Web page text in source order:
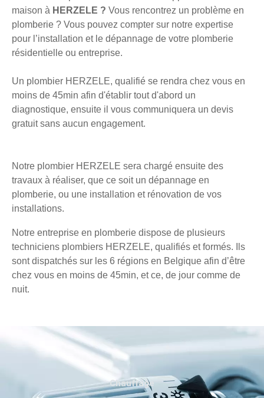
maison à HERZELE ? Vous rencontrez un problème en
plomberie ? Vous pouvez compter sur notre expertise
pour l’installation et le dépannage de votre plomberie
résidentielle ou entreprise.
Un plombier HERZELE, qualifié se rendra chez vous en
moins de 45min afin d'établir tout d'abord un
diagnostique, ensuite il vous communiquera un devis
gratuit sans aucun engagement.
Notre plombier HERZELE sera chargé ensuite des
travaux à réaliser, que ce soit un dépannage en
plomberie, ou une installation et rénovation de vos
installations.
Notre entreprise en plomberie dispose de plusieurs
techniciens plombiers HERZELE, qualifiés et formés. Ils
sont dispatchés sur les 6 régions en Belgique afin d’être
chez vous en moins de 45min, et ce, de jour comme de
nuit.
Chauffage